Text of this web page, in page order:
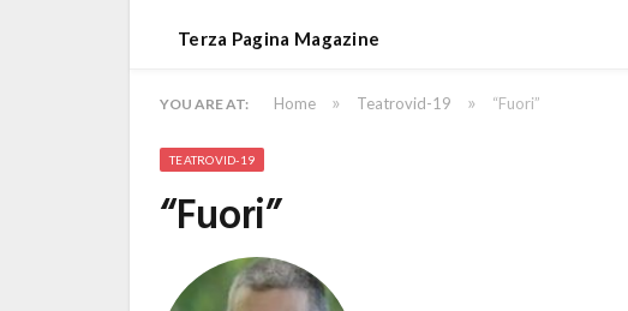
Terza Pagina Magazine
YOU ARE AT: Home » Teatrovid-19 » “Fuori”
TEATROVID-19
“Fuori”